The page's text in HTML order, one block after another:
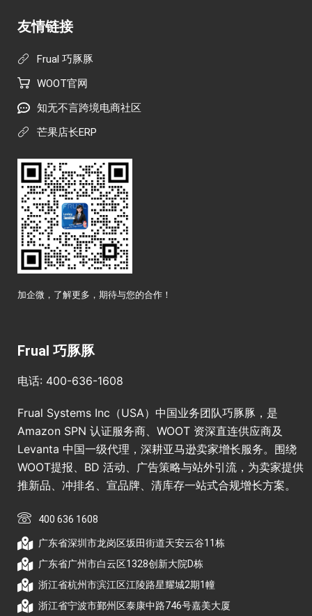
友情链接
Frual 巧豚豚
WOOT官网
知无不言跨境电商社区
芒果店长ERP
加企微，了解更多，期待与您的合作！
Frual 巧豚豚
电话: 400-636-1608
Frual Systems Inc（USA）中国业务团队巧豚豚，是
Amazon SPN 认证服务商、WOOT 资深直连供应商及
Levanta 中国一级代理，深耕亚马逊卖家增长服务。围绕
WOOT提报、BD 活动、广告策略与站外引流，为卖家提供
推新品、冲排名、宣品牌、清库存一站式合规增长方案。
400 636 1608
广东省深圳市龙岗区坂田街道天安云谷11栋
广东省广州市白云区1328创新大院D栋
浙江省杭州市滨江区江陵路星耀城2期1幢
浙江省宁波市鄞州区泰康中路746号嘉美大厦